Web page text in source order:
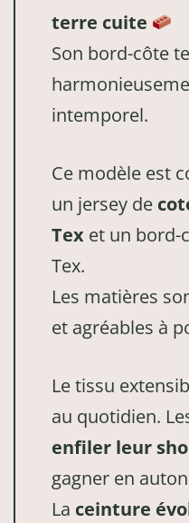
terre cuite
Son bord-côte
intemporel.
Ce modèle est
un jersey de
Tex et un bord-
Tex.
Les matières
et agréables à
Le tissu
au quotidien.
enfiler leur
gagner en
La ceinture